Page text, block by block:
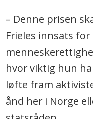
– Denne prisen
Frieles innsats
hvor viktig hun
løfte fram
ånd her i Norge